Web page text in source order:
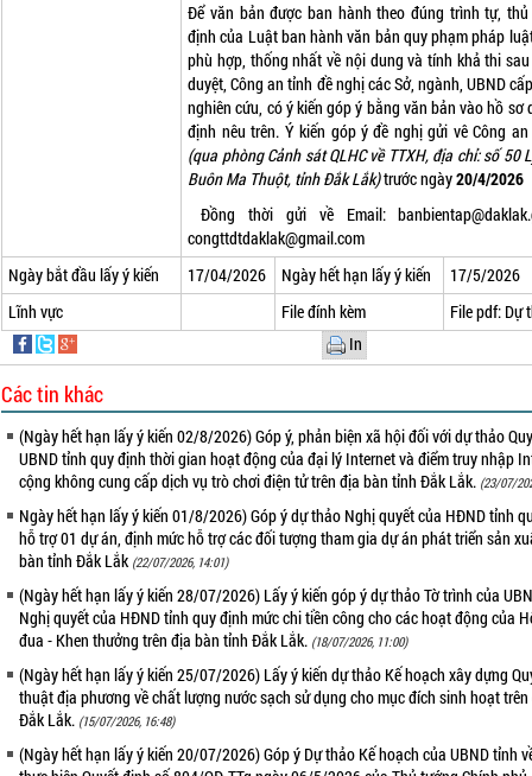
Để văn bản được ban hành theo đúng trình tự,
định của Luật ban hành văn bản quy phạm pháp
phù hợp, thống nhất về nội dung và tính khả thi
duyệt, Công an tỉnh đề nghị các Sở, ngành, UBND
nghiên cứu, có ý kiến góp ý bằng văn bản vào hồ sơ
định nêu trên. Ý kiến góp ý đề nghị gửi vê Công
(qua phòng Cảnh sát QLHC về TTXH, địa chỉ: số 50
Buôn Ma Thuột, tỉnh Đắk Lắk)trước ngày20/4/2026
Đồng thời gửi về Email:
congttdtdaklak@gmail.com
Ngày bắt đầu lấy ý kiến
17/04/2026 Ngày hết hạn lấy ý kiến
17/5/2026
Lĩnh vực
File đính kèm File pdf: Dự
In
Các tin khác
(Ngày hết hạn lấy ý kiến 02/8/2026) Góp ý, phản biện xã hội đối với dự thảo
UBND tỉnh quy định thời gian hoạt động của đại lý Internet và điểm truy nhập
cộng không cung cấp dịch vụ trò chơi điện tử trên địa bàn tỉnh Đắk Lắk. (23/07/
Ngày hết hạn lấy ý kiến 01/8/2026) Góp ý dự thảo Nghị quyết của HĐND tỉnh
hỗ trợ 01 dự án, định mức hỗ trợ các đối tượng tham gia dự án phát triển sản
bàn tỉnh Đắk Lắk (22/07/2026, 14:01)
(Ngày hết hạn lấy ý kiến 28/07/2026) Lấy ý kiến góp ý dự thảo Tờ trình của
Nghị quyết của HĐND tỉnh quy định mức chi tiền công cho các hoạt động của
đua - Khen thưởng trên địa bàn tỉnh Đắk Lắk. (18/07/2026, 11:00)
(Ngày hết hạn lấy ý kiến 25/07/2026) Lấy ý kiến dự thảo Kế hoạch xây dựng
thuật địa phương về chất lượng nước sạch sử dụng cho mục đích sinh hoạt
Đắk Lắk. (15/07/2026, 16:48)
(Ngày hết hạn lấy ý kiến 20/07/2026) Góp ý Dự thảo Kế hoạch của UBND tỉnh